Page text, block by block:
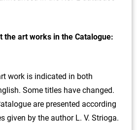
the art works in the Catalogue:
work is indicated in both
Some titles have changed.
are presented according
given by the author L. V. Strioga.